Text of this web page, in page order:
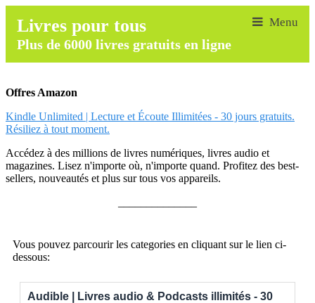
Livres pour tous
Plus de 6000 livres gratuits en ligne
Offres Amazon
Kindle Unlimited | Lecture et Écoute Illimitées - 30 jours gratuits.
Résiliez à tout moment.
Accédez à des millions de livres numériques, livres audio et
magazines. Lisez n'importe où, n'importe quand. Profitez des best-
sellers, nouveautés et plus sur tous vos appareils.
Vous pouvez parcourir les categories en cliquant sur le lien ci-
dessous:
Audible | Livres audio & Podcasts illimités - 30